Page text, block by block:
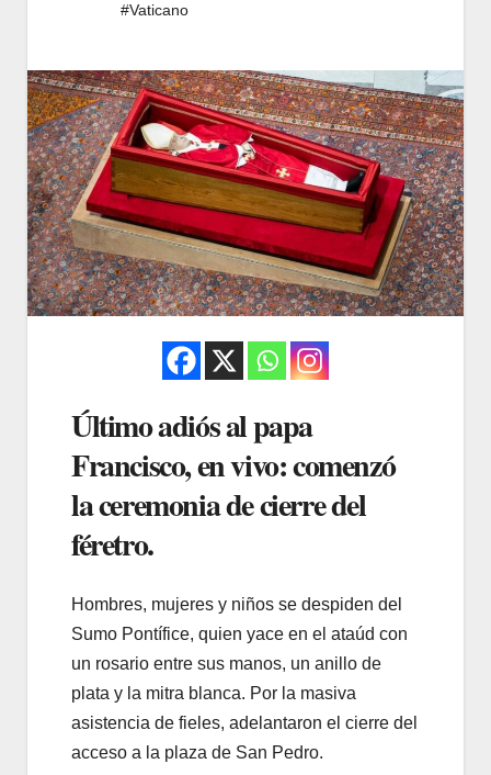
#Vaticano
Último adiós al papa
Francisco, en vivo: comenzó
la ceremonia de cierre del
féretro.
Hombres, mujeres y niños se despiden del
Sumo Pontífice, quien yace en el ataúd con
un rosario entre sus manos, un anillo de
plata y la mitra blanca. Por la masiva
asistencia de fieles, adelantaron el cierre del
acceso a la plaza de San Pedro.